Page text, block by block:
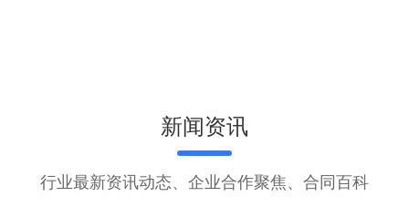
新闻资讯
行业最新资讯动态、企业合作聚焦、合同百科